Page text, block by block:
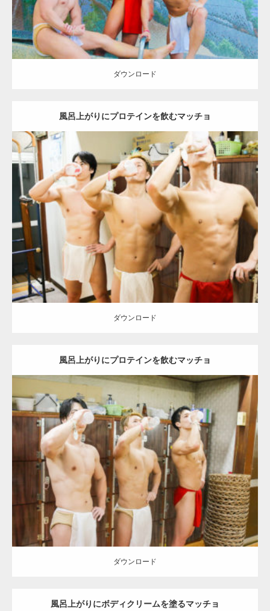
ダウンロード
風呂上がりにプロテインを飲むマッチョ
Update:2023.02.11
Category:筋肉銭湯 その他 AKIHITO(細マッチョ) SOSUKE
腹
筋 葛飾 (東京)
ダウンロード
ダウンロード
風呂上がりにプロテインを飲むマッチョ
Update:2023.02.11
Category: 筋肉銭湯 その他 AKIHITO(細マッチョ) SOSUKE YOSHI
筋 葛飾 (東京)
ダウンロード
ダウンロード
風呂上がりにボディクリームを塗るマッチョ